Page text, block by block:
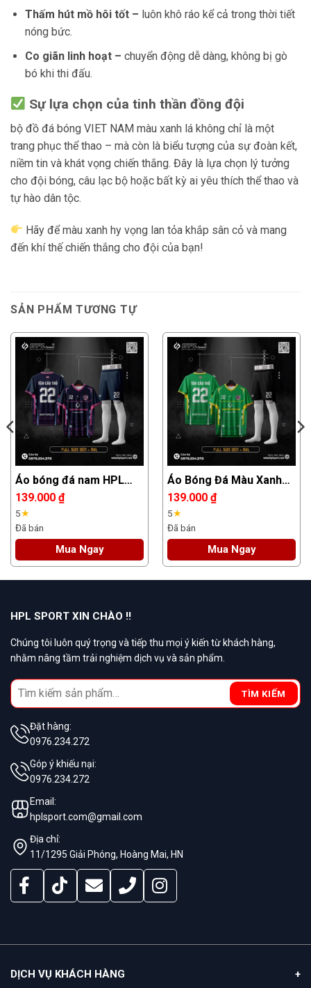
Thấm hút mồ hôi tốt – luôn khô ráo kể cả trong thời tiết
nóng bức.
Co giãn linh hoạt – chuyển động dễ dàng, không bị gò
bó khi thi đấu.
Sự lựa chọn của tinh thần đồng đội
bộ đồ đá bóng VIET NAM màu xanh lá không chỉ là một
trang phục thể thao – mà còn là biểu tượng của sự đoàn kết,
niềm tin và khát vọng chiến thắng. Đây là lựa chọn lý tưởng
cho đội bóng, câu lạc bộ hoặc bất kỳ ai yêu thích thể thao và
tự hào dân tộc.
Hãy để màu xanh hy vọng lan tỏa khắp sân cỏ và mang
đến khí thế chiến thắng cho đội của bạn!
SẢN PHẨM TƯƠNG TỰ
Áo bóng đá nam HPL
SPORT xanh navy họa
tiết hiện đại
139.000 ₫
5★
Đã bán
Mua Ngay
Áo Bóng Đá Màu Xanh
Lá Đậm – Bộ Đồ Thi Đấu
Thể Thao Chuyên
Nghiệp
139.000 ₫
5★
Đã bán
Mua Ngay
HPL SPORT XIN CHÀO !!
Chúng tôi luôn quý trọng và tiếp thu mọi ý kiến từ khách hàng,
nhằm nâng tầm trải nghiệm dịch vụ và sản phẩm.
Search
for:
TÌM KIẾM
Đặt hàng:
0976.234.272
Góp ý khiếu nại:
0976.234.272
Email:
hplsport.com@gmail.com
Địa chỉ:
11/1295 Giải Phóng, Hoàng Mai, HN
DỊCH VỤ KHÁCH HÀNG